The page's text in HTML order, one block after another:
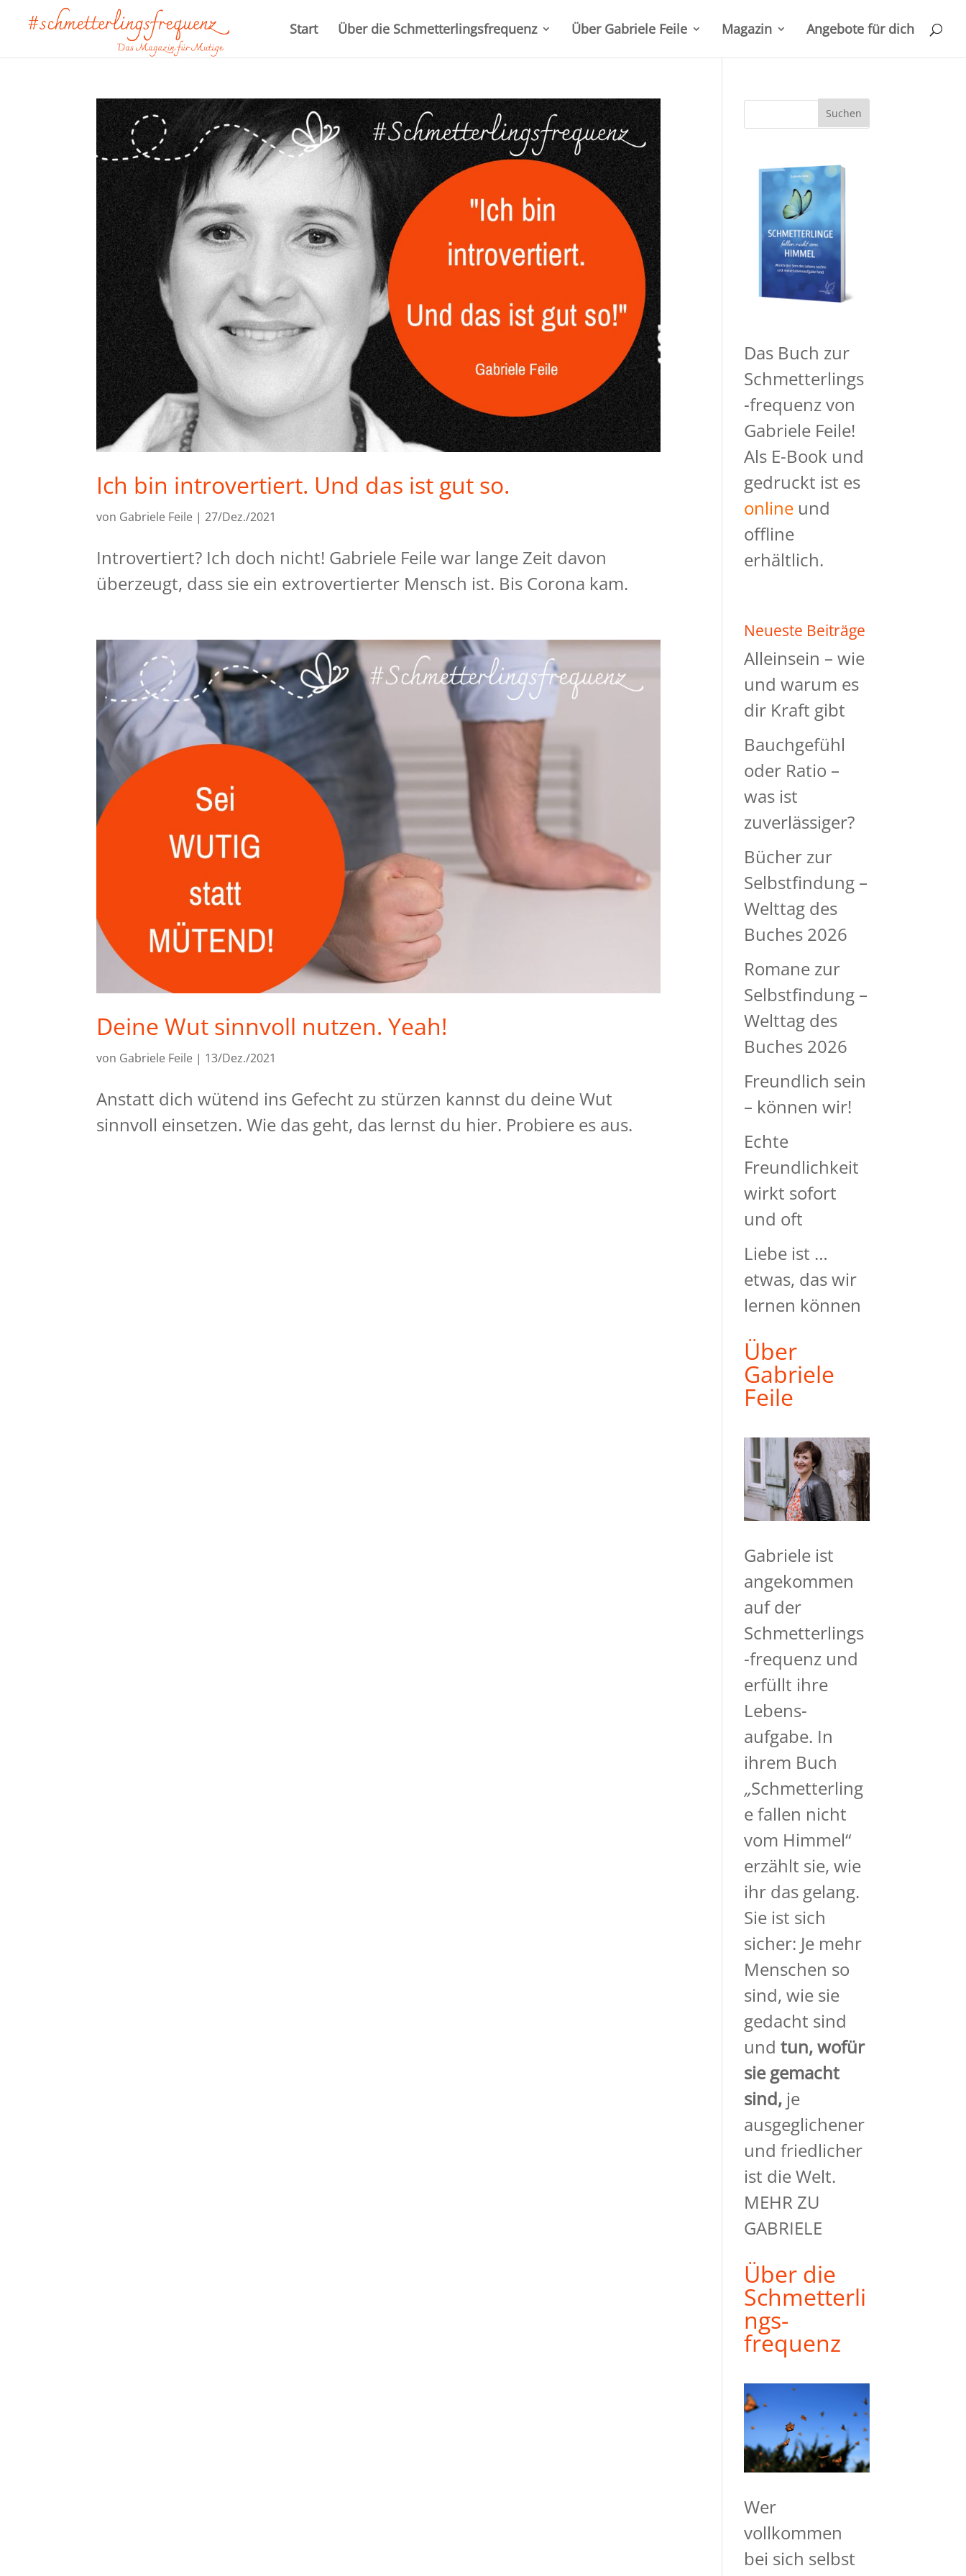
Start Über die Schmetterlingsfrequenz Über Gabriele Feile Magazin Angebote für dich
Ich bin introvertiert. Und das ist gut so.
von Gabriele Feile |27/Dez./2021
Introvertiert? Ich doch nicht! Gabriele Feile war lange Zeit davon
überzeugt, dass sie ein extrovertierter Mensch ist. Bis Corona kam.
Deine Wut sinnvoll nutzen. Yeah!
von Gabriele Feile | 13/Dez./2021
Anstatt dich wütend ins Gefecht zu stürzen kannst du deine Wut
sinnvoll einsetzen. Wie das geht, das lernst du hier. Probiere es aus.
Das Buch zur
Schmetterlings
-frequenz von
Gabriele Feile!
Als E-Book und
gedruckt ist es
online und
offline
erhältlich.
Neueste Beiträge
Alleinsein – wie
und warum es
dir Kraft gibt
Bauchgefühl
oder Ratio –
was ist
zuverlässiger?
Bücher zur
Selbstfindung –
Welttag des
Buches 2026
Romane zur
Selbstfindung –
Welttag des
Buches 2026
Freundlich sein
– können wir!
Echte
Freundlichkeit
wirkt sofort
und oft
Liebe ist …
etwas, das wir
lernen können
Über
Gabriele
Feile
Gabriele ist
angekommen
auf der
Schmetterlings
-frequenz und
erfüllt ihre
Lebens-
aufgabe. In
ihrem Buch
„Schmetterling
e fallen nicht
vom Himmel“
erzählt sie, wie
ihr das gelang.
Sie ist sich
sicher: Je mehr
Menschen so
sind, wie sie
gedacht sind
undtun, wofür
sie gemacht
sind, je
ausgeglichener
und friedlicher
ist die Welt.
MEHR ZU
GABRIELE
Über die
Schmetterli
ngs-
frequenz
Wer
vollkommen
bei sich selbst